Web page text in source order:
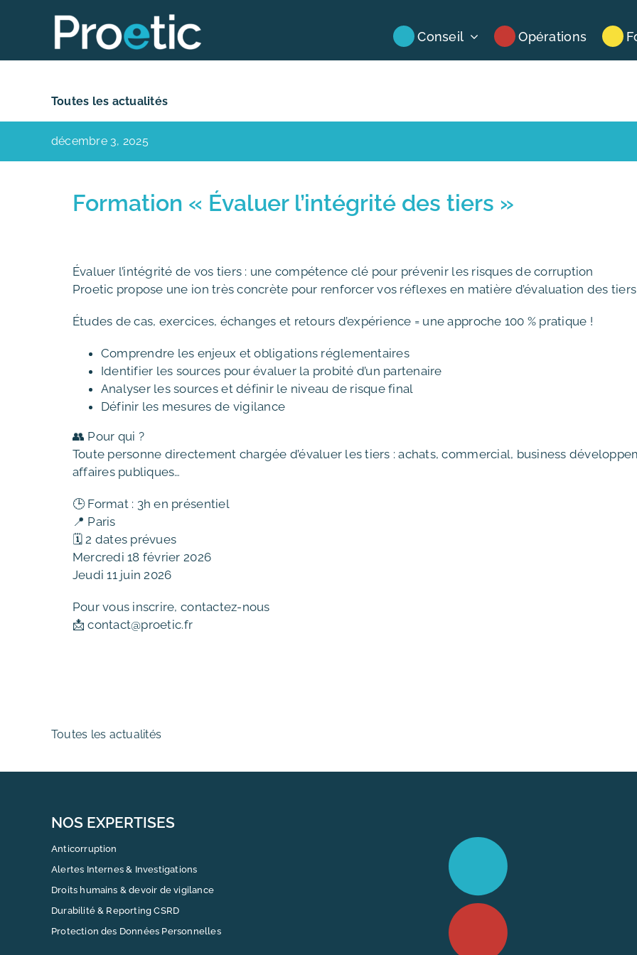
Conseil Opérations
Toutes les actualités
décembre 3, 2025
Formation « Évaluer l’intégrité des tiers »
Évaluer l’intégrité de vos tiers : une compétence clé pour prévenir les risques de corruption
Proetic propose une ion très concrète pour renforcer vos réflexes en matière d’évaluation des tiers
Études de cas, exercices, échanges et retours d’expérience = une approche 100 % pratique !
Comprendre les enjeux et obligations réglementaires
Identifier les sources pour évaluer la probité d’un partenaire
Analyser les sources et définir le niveau de risque final
Définir les mesures de vigilance
👥 Pour qui ?
Toute personne directement chargée d’évaluer les tiers : achats, commercial, business
affaires publiques…
🕒 Format : 3h en présentiel
📍 Paris
🗓️ 2 dates prévues
Mercredi 18 février 2026
Jeudi 11 juin 2026
Pour vous inscrire, contactez-nous
📩contact@proetic.fr
Toutes les actualités
NOS EXPERTISES
Anticorruption
Alertes Internes & Investigations
Droits humains & devoir de vigilance
Durabilité & Reporting CSRD
Protection des Données Personnelles